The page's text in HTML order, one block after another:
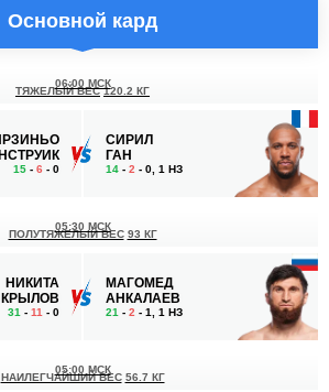
Основной кард
15 - 6 - 0
06:00 МСК
ТЯЖЕЛЫЙ ВЕС 120.2 КГ
СИРИЛ
ГАН
14 - 2 - 0, 1 НЗ
НИКИТА
КРЫЛОВ
31 - 11 - 0
05:30 МСК
ПОЛУТЯЖЕЛЫЙ ВЕС 93 КГ
МАГОМЕД
АНКАЛАЕВ
21 - 2 - 1, 1 НЗ
05:00 МСК
НАИЛЕГЧАЙШИЙ ВЕС 56.7 КГ